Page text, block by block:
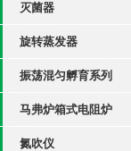
灭菌器
旋转蒸发器
振荡混匀孵育系列
马弗炉箱式电阻炉
氮吹仪